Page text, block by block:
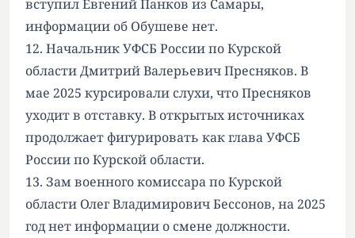
вступил Евгений Панков из Самары,
информации об Обушеве нет.
12. Начальник УФСБ России по Курской
области Дмитрий Валерьевич Пресняков. В
мае 2025 курсировали слухи, что Пресняков
уходит в отставку. В открытых источниках
продолжает фигурировать как глава УФСБ
России по Курской области.
13. Зам военного комиссара по Курской
области Олег Владимирович Бессонов, на 2025
год нет информации о смене должности.